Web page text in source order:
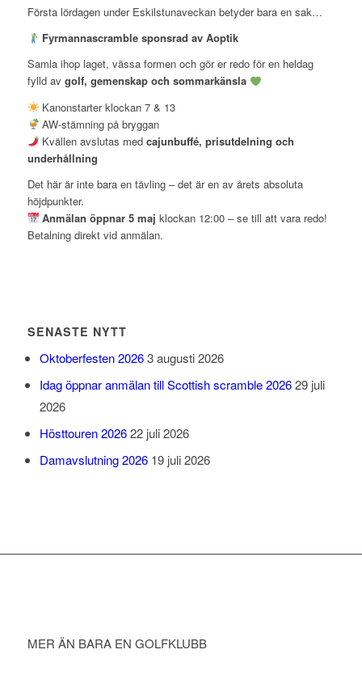
Första lördagen under Eskilstunaveckan betyder bara en sak…
Fyrmannascramble sponsrad av Aoptik
Samla ihop laget, vässa formen och gör er redo för en heldag
fylld av golf, gemenskap och sommarkänsla
Kanonstarter klockan 7 & 13
AW-stämning på bryggan
Kvällen avslutas medcajunbuffé, prisutdelning och
underhållning
Det här är inte bara en tävling – det är en av årets absoluta
höjdpunkter.
Anmälan öppnar 5 maj klockan 12:00 – se till att vara redo!
Betalning direkt vid anmälan.
SENASTE NYTT
Oktoberfesten 2026 3 augusti 2026
Idag öppnar anmälan till Scottish scramble 2026 29 juli
2026
Hösttouren 2026 22 juli 2026
Damavslutning 2026 19 juli 2026
MER ÄN BARA EN GOLFKLUBB